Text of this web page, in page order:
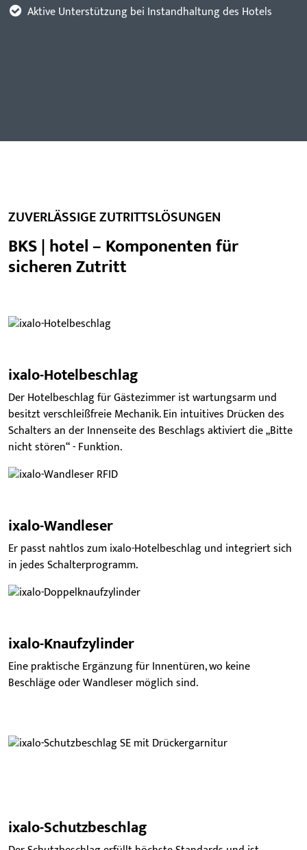
Aktive Unterstützung bei Instandhaltung des Hotels
ZUVERLÄSSIGE ZUTRITTSLÖSUNGEN
BKS | hotel – Komponenten für
sicheren Zutritt
ixalo-Hotelbeschlag
Der Hotelbeschlag für Gästezimmer ist wartungsarm und
besitzt verschleißfreie Mechanik. Ein intuitives Drücken des
Schalters an der Innenseite des Beschlags aktiviert die „Bitte
nicht stören“ - Funktion.
ixalo-Wandleser
Er passt nahtlos zum ixalo-Hotelbeschlag und integriert sich
in jedes Schalterprogramm.
ixalo-Knaufzylinder
Eine praktische Ergänzung für Innentüren, wo keine
Beschläge oder Wandleser möglich sind.
ixalo-Schutzbeschlag